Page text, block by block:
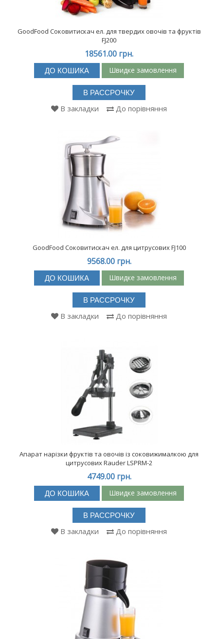
GoodFood Соковитискач ел. для твердих овочів та фруктів
FJ200
18561.00 грн.
ДО КОШИКА Швидке замовлення
В РАССРОЧКУ
В закладки До порівняння
GoodFood Соковитискач ел. для цитрусових FJ100
9568.00 грн.
ДО КОШИКА Швидке замовлення
В РАССРОЧКУ
В закладки До порівняння
Апарат нарізки фруктів та овочів із соковижималкою для
цитрусових Rauder LSPRM-2
4749.00 грн.
ДО КОШИКА Швидке замовлення
В РАССРОЧКУ
В закладки До порівняння